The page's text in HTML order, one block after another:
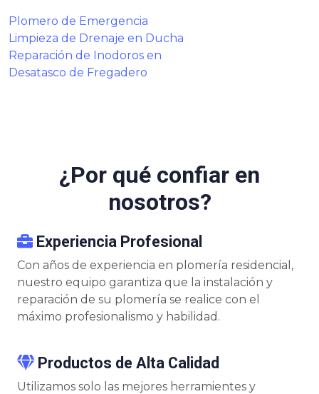
Plomero de Emergencia
Limpieza de Drenaje en Ducha
Reparación de Inodoros en
Desatasco de Fregadero
¿Por qué confiar en
nosotros?
Experiencia Profesional
Con años de experiencia en plomería residencial,
nuestro equipo garantiza que la instalación y
reparación de su plomería se realice con el
máximo profesionalismo y habilidad.
Productos de Alta Calidad
Utilizamos solo las mejores herramientes y